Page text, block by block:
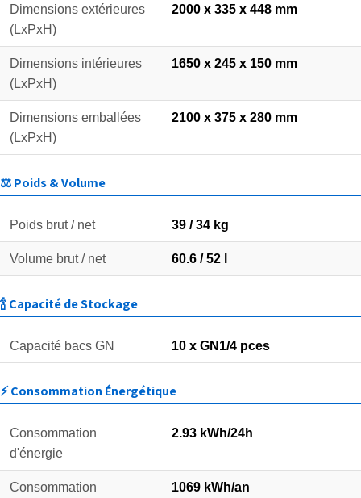
Dimensions extérieures
(LxPxH)
2000 x 335 x 448 mm
Dimensions intérieures
(LxPxH)
1650 x 245 x 150 mm
Dimensions emballées
(LxPxH)
2100 x 375 x 280 mm
⚖️ Poids & Volume
Poids brut / net 39 / 34 kg
Volume brut / net 60.6 / 52 l
🍾 Capacité de Stockage
Capacité bacs GN 10 x GN1/4 pces
⚡ Consommation Énergétique
Consommation
d'énergie
2.93 kWh/24h
Consommation
1069 kWh/an